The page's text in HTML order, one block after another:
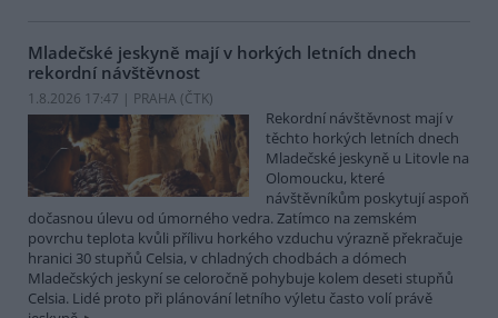
Mladečské jeskyně mají v horkých letních dnech
rekordní návštěvnost
1.8.2026 17:47 | PRAHA (ČTK)
Rekordní návštěvnost mají v
těchto horkých letních dnech
Mladečské jeskyně u Litovle na
Olomoucku, které
návštěvníkům poskytují aspoň
dočasnou úlevu od úmorného vedra. Zatímco na zemském
povrchu teplota kvůli přílivu horkého vzduchu výrazně překračuje
hranici 30 stupňů Celsia, v chladných chodbách a dómech
Mladečských jeskyní se celoročně pohybuje kolem deseti stupňů
Celsia. Lidé proto při plánování letního výletu často volí právě